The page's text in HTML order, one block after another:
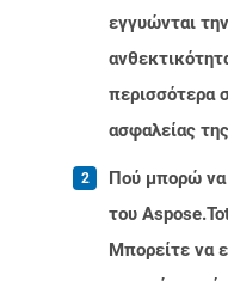
εγγυώνται
περισσότερα
ασφαλείας
Πού μπορώ να
του
Μπορείτε να